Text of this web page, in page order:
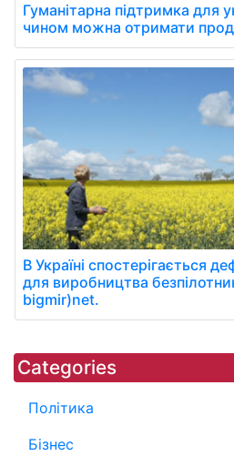
Гуманітарна підтримка для
чином можна отримати
В Україні спостерігається
для виробництва
bigmir)net.
Categories
Політика
Бізнес